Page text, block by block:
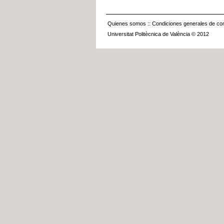
Quienes somos :: Condiciones generales de
Universitat Politècnica de València © 2012